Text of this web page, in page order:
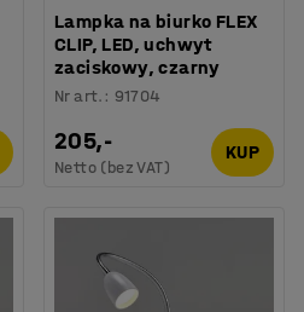
Lampka na biurko FLEX
CLIP, LED, uchwyt
zaciskowy, czarny
Nr art. : 91704
205,-
Netto (bez VAT)
KUP